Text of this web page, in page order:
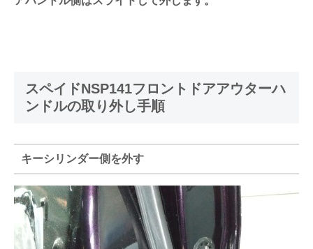
スペイドNSP141フロントドアアウターハ
ンドルの取り外し手順
キーシリンダー側を外す